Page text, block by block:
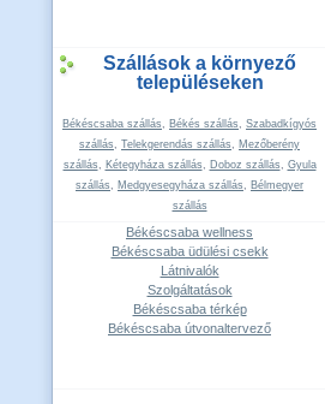
Szállások a környező
településeken
Békéscsaba szállás, Békés szállás, Szabadkígyós
szállás, Telekgerendás szállás, Mezőberény
szállás, Kétegyháza szállás, Doboz szállás, Gyula
szállás, Medgyesegyháza szállás, Bélmegyer
szállás
Békéscsaba wellness
Békéscsaba üdülési csekk
Látnivalók
Szolgáltatások
Békéscsaba térkép
Békéscsaba útvonaltervező